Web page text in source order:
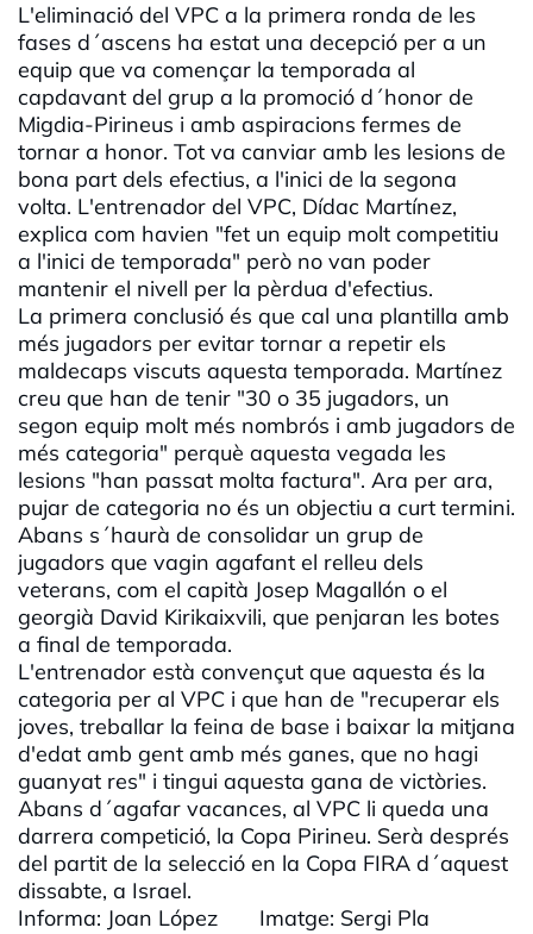
L'eliminació del VPC a la primera ronda de les
fases d´ascens ha estat una decepció per a un
equip que va començar la temporada al
capdavant del grup a la promoció d´honor de
Migdia-Pirineus i amb aspiracions fermes de
tornar a honor. Tot va canviar amb les lesions de
bona part dels efectius, a l'inici de la segona
volta. L'entrenador del VPC, Dídac Martínez,
explica com havien "fet un equip molt competitiu
a l'inici de temporada" però no van poder
mantenir el nivell per la pèrdua d'efectius.
La primera conclusió és que cal una plantilla amb
més jugadors per evitar tornar a repetir els
maldecaps viscuts aquesta temporada. Martínez
creu que han de tenir "30 o 35 jugadors, un
segon equip molt més nombrós i amb jugadors de
més categoria" perquè aquesta vegada les
lesions "han passat molta factura". Ara per ara,
pujar de categoria no és un objectiu a curt termini.
Abans s´haurà de consolidar un grup de
jugadors que vagin agafant el relleu dels
veterans, com el capità Josep Magallón o el
georgià David Kirikaixvili, que penjaran les botes
a final de temporada.
L'entrenador està convençut que aquesta és la
categoria per al VPC i que han de "recuperar els
joves, treballar la feina de base i baixar la mitjana
d'edat amb gent amb més ganes, que no hagi
guanyat res" i tingui aquesta gana de victòries.
Abans d´agafar vacances, al VPC li queda una
darrera competició, la Copa Pirineu. Serà després
del partit de la selecció en la Copa FIRA d´aquest
dissabte, a Israel.
Informa: Joan López Imatge: Sergi Pla